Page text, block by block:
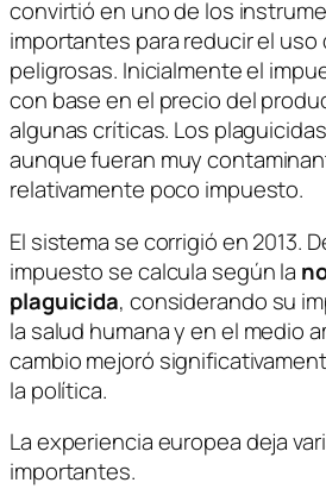
convirtió en uno de los
importantes para reducir el
peligrosas. Inicialmente el
con base en el precio del
algunas críticas. Los
aunque fueran muy
relativamente poco impuesto.
El sistema se corrigió en 2013.
impuesto se calcula según la
plaguicida, considerando su
la salud humana y en el medio
cambio mejoró
la política.
La experiencia europea deja
importantes.